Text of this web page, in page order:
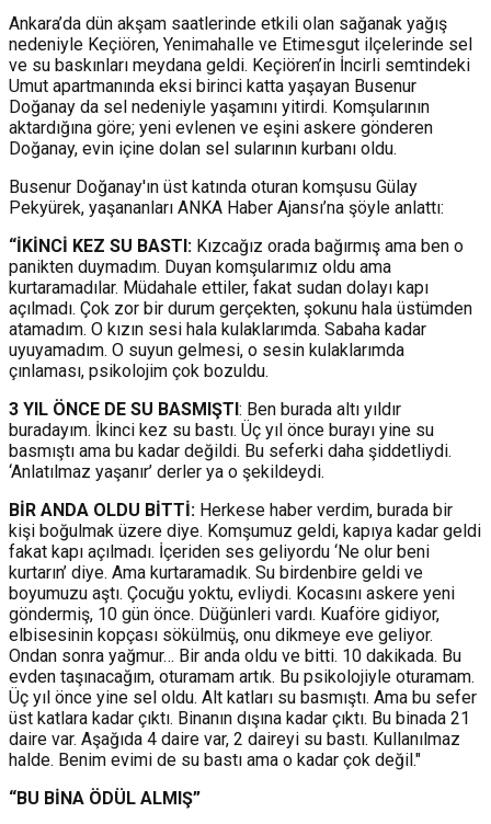
Ankara’da dün akşam saatlerinde etkili olan sağanak yağış
nedeniyle Keçiören, Yenimahalle ve Etimesgut ilçelerinde sel
ve su baskınları meydana geldi. Keçiören’in İncirli semtindeki
Umut apartmanında eksi birinci katta yaşayan Busenur
Doğanay da sel nedeniyle yaşamını yitirdi. Komşularının
aktardığına göre; yeni evlenen ve eşini askere gönderen
Doğanay, evin içine dolan sel sularının kurbanı oldu.
Busenur Doğanay'ın üst katında oturan komşusu Gülay
Pekyürek, yaşananları ANKA Haber Ajansı’na şöyle anlattı:
“İKİNCİ KEZ SU BASTI: Kızcağız orada bağırmış ama ben o
panikten duymadım. Duyan komşularımız oldu ama
kurtaramadılar. Müdahale ettiler, fakat sudan dolayı kapı
açılmadı. Çok zor bir durum gerçekten, şokunu hala üstümden
atamadım. O kızın sesi hala kulaklarımda. Sabaha kadar
uyuyamadım. O suyun gelmesi, o sesin kulaklarımda
çınlaması, psikolojim çok bozuldu.
3 YIL ÖNCE DE SU BASMIŞTI: Ben burada altı yıldır
buradayım. İkinci kez su bastı. Üç yıl önce burayı yine su
basmıştı ama bu kadar değildi. Bu seferki daha şiddetliydi.
‘Anlatılmaz yaşanır’ derler ya o şekildeydi.
BİR ANDA OLDU BİTTİ: Herkese haber verdim, burada bir
kişi boğulmak üzere diye. Komşumuz geldi, kapıya kadar geldi
fakat kapı açılmadı. İçeriden ses geliyordu ‘Ne olur beni
kurtarın’ diye. Ama kurtaramadık. Su birdenbire geldi ve
boyumuzu aştı. Çocuğu yoktu, evliydi. Kocasını askere yeni
göndermiş, 10 gün önce. Düğünleri vardı. Kuaföre gidiyor,
elbisesinin kopçası sökülmüş, onu dikmeye eve geliyor.
Ondan sonra yağmur… Bir anda oldu ve bitti. 10 dakikada. Bu
evden taşınacağım, oturamam artık. Bu psikolojiyle oturamam.
Üç yıl önce yine sel oldu. Alt katları su basmıştı. Ama bu sefer
üst katlara kadar çıktı. Binanın dışına kadar çıktı. Bu binada 21
daire var. Aşağıda 4 daire var, 2 daireyi su bastı. Kullanılmaz
halde. Benim evimi de su bastı ama o kadar çok değil."
“BU BİNA ÖDÜL ALMIŞ”